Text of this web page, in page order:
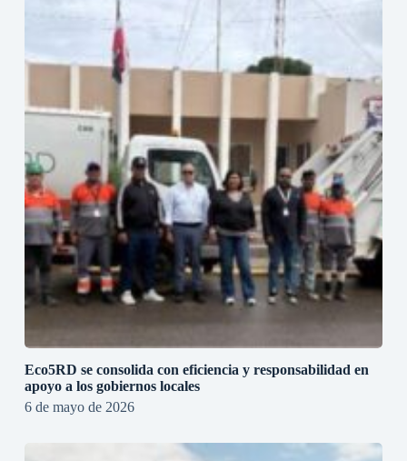
Eco5RD se consolida con eficiencia y responsabilidad en
apoyo a los gobiernos locales
6 de mayo de 2026